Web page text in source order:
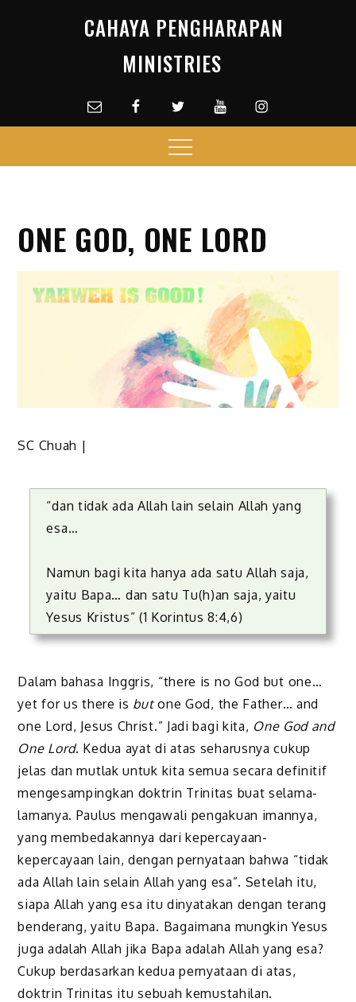
CAHAYA PENGHARAPAN
MINISTRIES
Email facebookTwitterYoutubeInstagram
Menu
ONE GOD, ONE LORD
SC Chuah |
“dan tidak ada Allah lain selain Allah yang
esa…
Namun bagi kita hanya ada satu Allah saja,
yaitu Bapa… dan satu Tu(h)an saja, yaitu
Yesus Kristus” (1 Korintus 8:4,6)
Dalam bahasa Inggris, “there is no God but one…
yet for us there is butone God, the Father… and
one Lord, Jesus Christ.” Jadi bagi kita, One God and
One Lord. Kedua ayat di atas seharusnya cukup
jelas dan mutlak untuk kita semua secara definitif
mengesampingkan doktrin Trinitas buat selama-
lamanya. Paulus mengawali pengakuan imannya,
yang membedakannya dari kepercayaan-
kepercayaan lain, dengan pernyataan bahwa “tidak
ada Allah lain selain Allah yang esa”. Setelah itu,
siapa Allah yang esa itu dinyatakan dengan terang
benderang, yaitu Bapa. Bagaimana mungkin Yesus
juga adalah Allah jika Bapa adalah Allah yang esa?
Cukup berdasarkan kedua pernyataan di atas,
doktrin Trinitas itu sebuah kemustahilan.